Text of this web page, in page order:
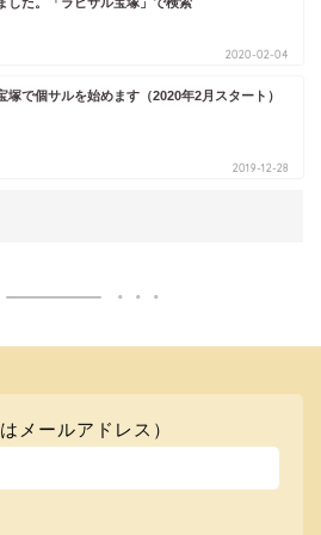
2020-02-04
塚で個サルを始めます（2020年2月スタート）
2019-12-28
メールアドレス）